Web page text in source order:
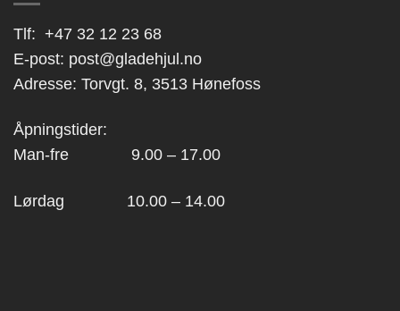
Tlf: +47 32 12 23 68
E-post: post@gladehjul.no
Adresse: Torvgt. 8, 3513 Hønefoss
Åpningstider:
Man-fre 9.00 – 17.00
Lørdag 10.00 – 14.00